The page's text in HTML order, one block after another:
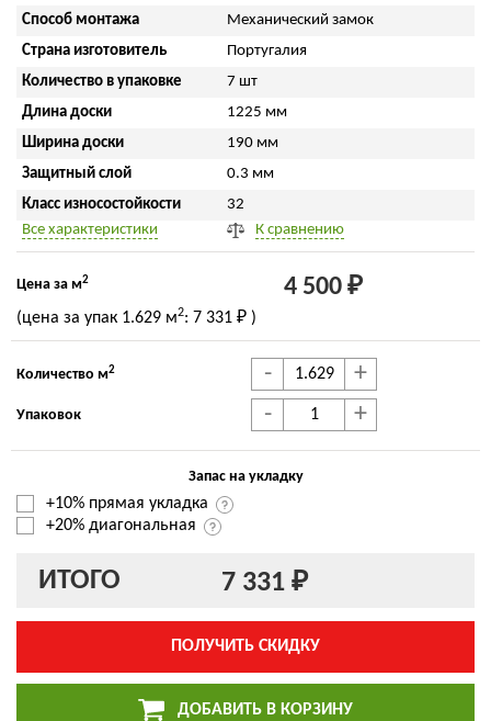
Способ монтажа
Механический замок
Страна изготовитель
Португалия
Количество в упаковке
7 шт
Длина доски
1225 мм
Ширина доски
190 мм
Защитный слой
0.3 мм
Класс износостойкости
32
Все характеристики
К сравнению
Цена за м2 4 500 ₽
(цена за упак 1.629 м2: 7 331 ₽ )
Количество м2 - +
Упаковок - +
Запас на укладку
+10% прямая укладка
+20% диагональная
ИТОГО 7 331 ₽
ПОЛУЧИТЬ СКИДКУ
ДОБАВИТЬ В КОРЗИНУ